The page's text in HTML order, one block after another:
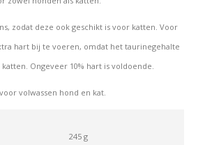
zodat deze ook geschikt is voor katten. Voor
hart bij te voeren, omdat het taurinegehalte
Ongeveer 10% hart is voldoende.
volwassen hond en kat.
245 g